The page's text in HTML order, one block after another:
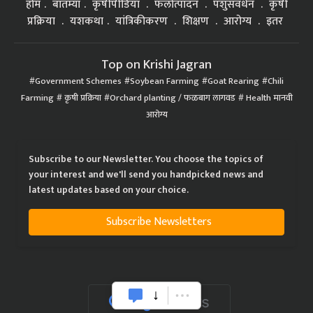
होम बातम्या कृषीपीडिया फलोत्पादन पशुसंवर्धन
कृषी
प्रक्रिया
यशकथा यांत्रिकीकरण शिक्षण आरोग्य इतर
Top on Krishi Jagran
Government Schemes Soybean Farming Goat Rearing Chili
Farming कृषी प्रक्रिया Orchard planting / फळबाग लागवड Health मानवी
आरोग्य
Subscribe to our Newsletter. You choose the topics of
your interest and we'll send you handpicked news and
latest updates based on your choice.
Subscribe Newsletters